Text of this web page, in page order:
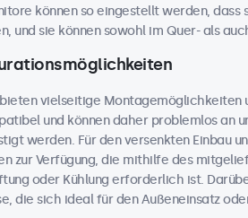
können so eingestellt werden,
und sie können sowohl im Quer- als
vielseitige Montagemöglichkeiten
und können daher problemlos an
werden. Für den versenkten Einbau
zur Verfügung, die mithilfe des
oder Kühlung erforderlich ist.
die sich ideal für den Außeneinsatz